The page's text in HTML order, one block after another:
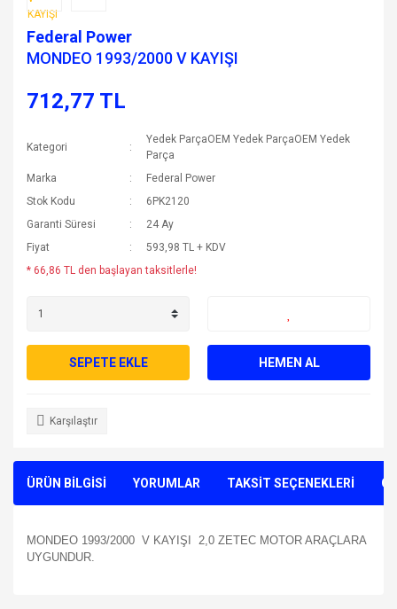
Federal Power
MONDEO 1993/2000 V KAYIŞI
712,77 TL
Kategori
Yedek ParçaOEM Yedek ParçaOEM Yedek
Parça
Marka
Federal Power
Stok Kodu
6PK2120
Garanti Süresi
24 Ay
Fiyat
593,98 TL + KDV
* 66,86 TL den başlayan taksitlerle!
SEPETE EKLE HEMEN AL
Karşılaştır
ÜRÜN BİLGİSİ YORUMLAR TAKSİT SEÇENEKLERİ
MONDEO 1993/2000 V KAYIŞI 2,0 ZETEC MOTOR ARAÇLARA
UYGUNDUR.